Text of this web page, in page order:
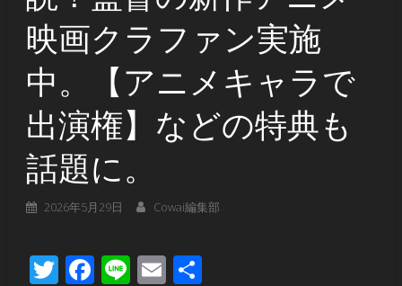
映画クラファン実施
中。【アニメキャラで
出演権】などの特典も
話題に。
2026年5月29日 Cowai編集部
Twitter
Facebook
LineEmail